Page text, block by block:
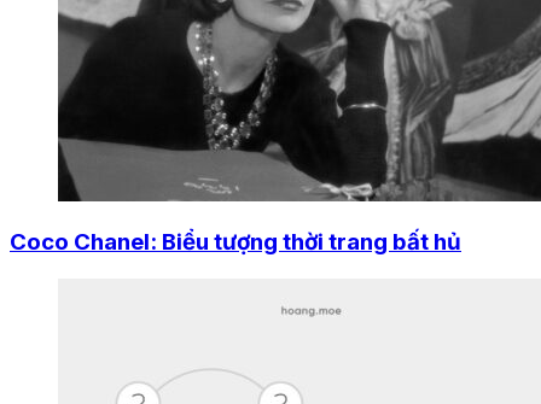
Coco Chanel: Biểu tượng thời trang bất hủ